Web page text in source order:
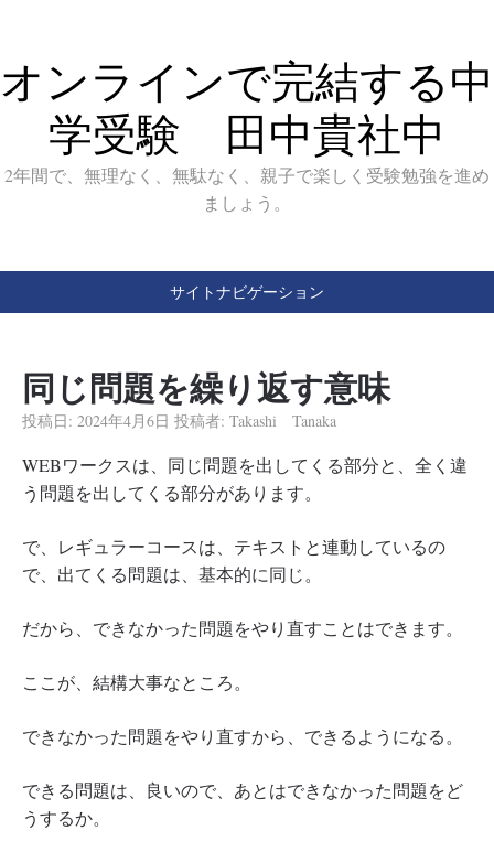
オンラインで完結する中
学受験 田中貴社中
2年間で、無理なく、無駄なく、親子で楽しく受験勉強を進め
ましょう。
サイトナビゲーション
同じ問題を繰り返す意味
投稿日: 2024年4月6日 投稿者: Takashi Tanaka
WEBワークスは、同じ問題を出してくる部分と、全く違
う問題を出してくる部分があります。
で、レギュラーコースは、テキストと連動しているの
で、出てくる問題は、基本的に同じ。
だから、できなかった問題をやり直すことはできます。
ここが、結構大事なところ。
できなかった問題をやり直すから、できるようになる。
できる問題は、良いので、あとはできなかった問題をど
うするか。